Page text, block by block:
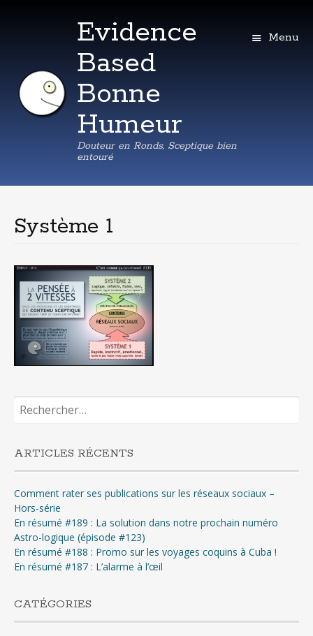
Evidence
Based
Bonne
Humeur
Douteur en Ronds, Sceptique bien
entouré
Menu
principal
Système 1
Rechercher :
ARTICLES RÉCENTS
Comment rater ses publications sur les réseaux sociaux –
Hors-série
En résumé #189 : La solution dans notre prochain numéro
Astro-logique (épisode #123)
En résumé #188 : Promo sur les voyages coquins à Cuba !
En résumé #187 : L’alarme à l’œil
CATÉGORIES